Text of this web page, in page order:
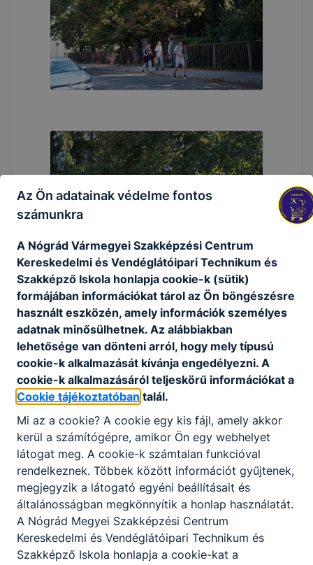
Az Ön adatainak védelme fontos
számunkra
A Nógrád Vármegyei Szakképzési Centrum
Kereskedelmi és Vendéglátóipari Technikum és
Szakképző Iskola honlapja cookie-k (sütik)
formájában információkat tárol az Ön böngészésre
használt eszközén, amely információk személyes
adatnak minősülhetnek. Az alábbiakban
lehetősége van dönteni arról, hogy mely típusú
cookie-k alkalmazását kívánja engedélyezni. A
cookie-k alkalmazásáról teljeskörű információkat a
Cookie tájékoztatóban talál.
Mi az a cookie? A cookie egy kis fájl, amely akkor
kerül a számítógépre, amikor Ön egy webhelyet
látogat meg. A cookie-k számtalan funkcióval
rendelkeznek. Többek között információt gyűjtenek,
megjegyzik a látogató egyéni beállításait és
általánosságban megkönnyítik a honlap használatát.
A Nógrád Megyei Szakképzési Centrum
Kereskedelmi és Vendéglátóipari Technikum és
Szakképző Iskola honlapja a cookie-kat a